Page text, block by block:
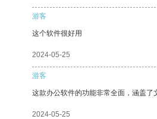
游客
这个软件很好用
2024-05-25
游客
这款办公软件的功能非常全面，涵盖了
2024-05-25